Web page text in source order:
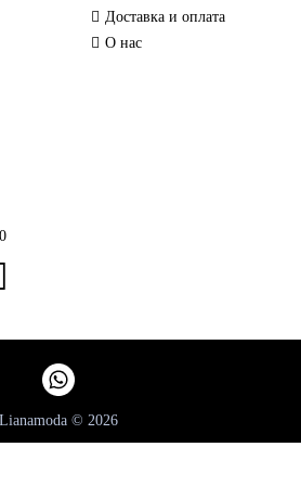
Доставка и оплата
О нас
Lianamoda © 2026